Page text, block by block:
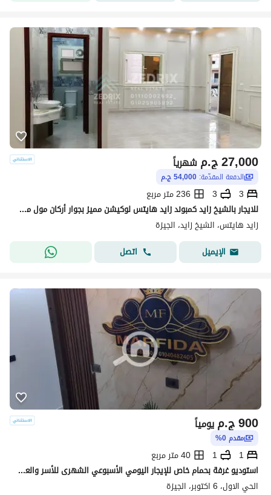
ج.م27,000 شهرياً
الدفعة المقدّمة: 54,000 ج.م
3
3
236 متر مربع
للايجار بالشيخ زايد كمبوند زايد هايتس لوكيشن مميز بجوار أركان مول من مدخل زايد 3 من وصله دهشور شقه مميزه جدا تشطيب سوبر لوكس ح
زايد هايتس، الشيخ زايد، الجيزة
الإيميل
اتصل
ج.م900 يومياً
مقدم 0%
1
1
40 متر مربع
استوديو غرفة بحمام خاص للإيجار اليومي الأسبوعي الشهرى للأسر والعائلات
الحي الاول، 6 اكتوبر، الجيزة